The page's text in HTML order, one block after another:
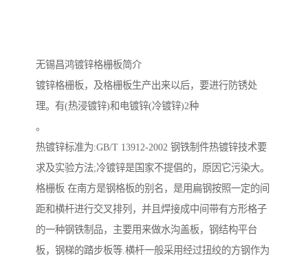
无锡昌鸿镀锌格栅板简介
镀锌格栅板，及格栅板生产出来以后，要进行防锈处
理。有(热浸镀锌)和电镀锌(冷镀锌)2种
。
热镀锌标准为:GB/T 13912-2002 钢铁制件热镀锌技术要
求及实验方法;冷镀锌是国家不提倡的，原因它污染大。
格栅板 在南方是钢格板的别名，是用扁钢按照一定的间
距和横杆进行交叉排列，并且焊接成中间带有方形格子
的一种钢铁制品，主要用来做水沟盖板，钢结构平台
板，钢梯的踏步板等.横杆一般采用经过扭绞的方钢作为